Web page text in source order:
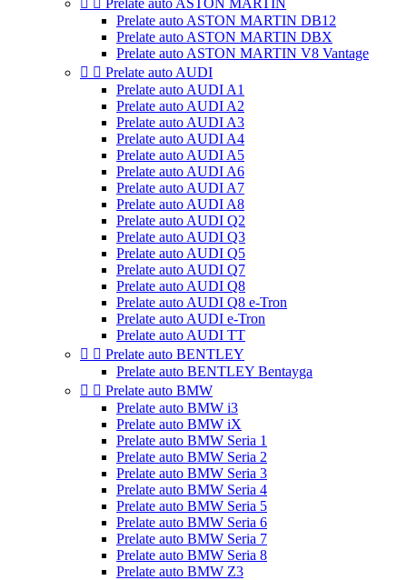
  Prelate auto ASTON MARTIN
Prelate auto ASTON MARTIN DB12
Prelate auto ASTON MARTIN DBX
Prelate auto ASTON MARTIN V8 Vantage
  Prelate auto AUDI
Prelate auto AUDI A1
Prelate auto AUDI A2
Prelate auto AUDI A3
Prelate auto AUDI A4
Prelate auto AUDI A5
Prelate auto AUDI A6
Prelate auto AUDI A7
Prelate auto AUDI A8
Prelate auto AUDI Q2
Prelate auto AUDI Q3
Prelate auto AUDI Q5
Prelate auto AUDI Q7
Prelate auto AUDI Q8
Prelate auto AUDI Q8 e-Tron
Prelate auto AUDI e-Tron
Prelate auto AUDI TT
  Prelate auto BENTLEY
Prelate auto BENTLEY Bentayga
  Prelate auto BMW
Prelate auto BMW i3
Prelate auto BMW iX
Prelate auto BMW Seria 1
Prelate auto BMW Seria 2
Prelate auto BMW Seria 3
Prelate auto BMW Seria 4
Prelate auto BMW Seria 5
Prelate auto BMW Seria 6
Prelate auto BMW Seria 7
Prelate auto BMW Seria 8
Prelate auto BMW Z3